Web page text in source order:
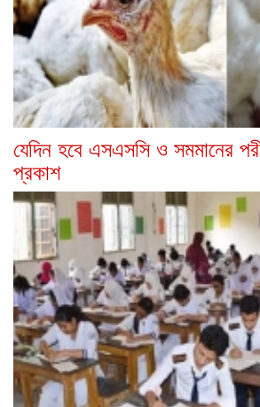
যেদিন হবে এসএসসি ও সমমানের
প্রকাশ